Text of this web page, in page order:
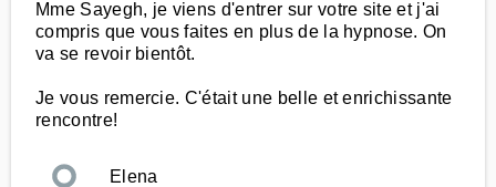
Mme Sayegh, je viens d'entrer sur votre site et j'ai
compris que vous faites en plus de la hypnose. On
va se revoir bientôt.
Je vous remercie. C'était une belle et enrichissante
rencontre!
Elena